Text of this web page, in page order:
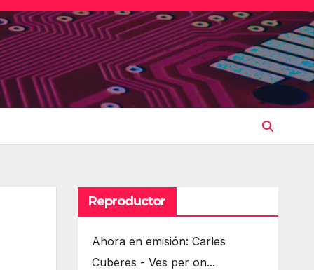
Reproductor
Ahora en emisión: Carles
Cuberes - Ves per on...